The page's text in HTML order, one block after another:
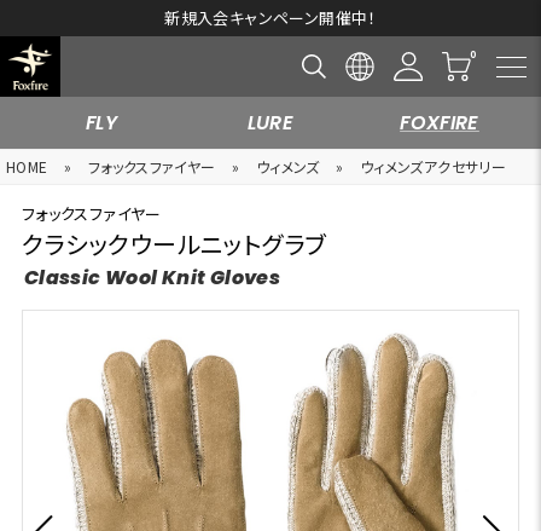
新規入会キャンペーン開催中！
FLY LURE FOXFIRE
HOME » フォックスファイヤー » ウィメンズ » ウィメンズアクセサリー
フォックスファイヤー
クラシックウールニットグラブ
Classic Wool Knit Gloves